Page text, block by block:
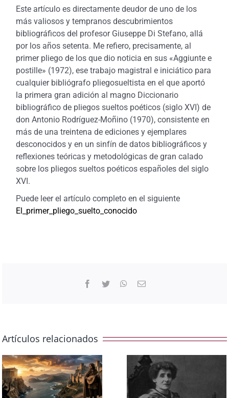
Este artículo es directamente deudor de uno de los
más valiosos y tempranos descubrimientos
bibliográficos del profesor Giuseppe Di Stefano, allá
por los años setenta. Me refiero, precisamente, al
primer pliego de los que dio noticia en sus «Aggiunte e
postille» (1972), ese trabajo magistral e iniciático para
cualquier bibliógrafo pliegosueltista en el que aportó
la primera gran adición al magno Diccionario
bibliográfico de pliegos sueltos poéticos (siglo XVI) de
don Antonio Rodríguez-Moñino (1970), consistente en
más de una treintena de ediciones y ejemplares
desconocidos y en un sinfín de datos bibliográficos y
reflexiones teóricas y metodológicas de gran calado
sobre los pliegos sueltos poéticos españoles del siglo
XVI.
Puede leer el artículo completo en el siguiente
El_primer_pliego_suelto_conocido
Facebook
Twitter WhatsApp
Correo
Artículos relacionados